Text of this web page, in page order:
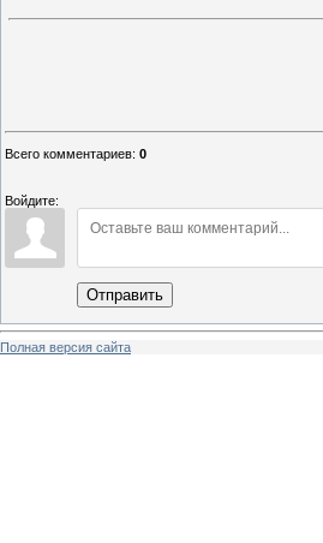
Всего комментариев: 0
Войдите:
Отправить
Полная версия сайта